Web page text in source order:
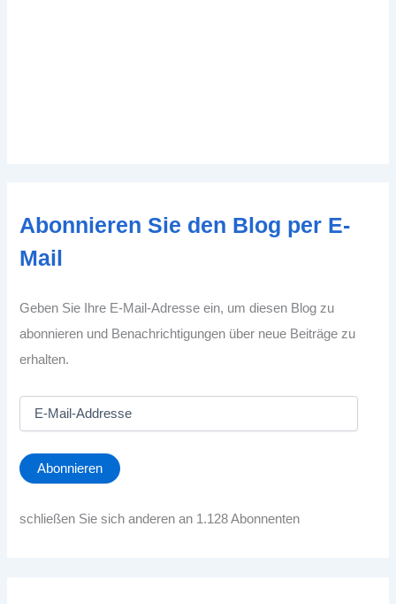
Abonnieren Sie den Blog per E-
Mail
Geben Sie Ihre E-Mail-Adresse ein, um diesen Blog zu
abonnieren und Benachrichtigungen über neue Beiträge zu
erhalten.
a
i
A
Abonnieren
schließen Sie sich anderen an 1.128 Abonnenten